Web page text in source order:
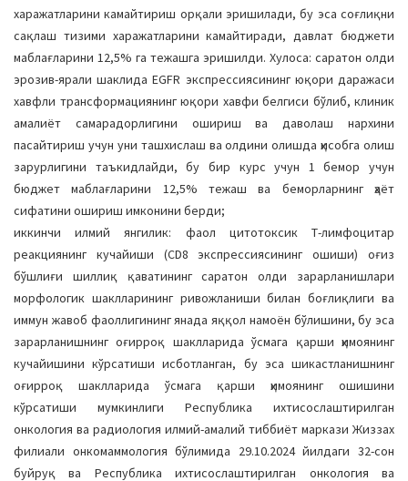
харажатларини камайтириш орқали эришилади, бу эса соғлиқни
сақлаш тизими харажатларини камайтиради, давлат бюджети
маблағларини 12,5% га тежашга эришилди. Хулоса: саратон олди
эрозив-ярали шаклида EGFR экспрессиясининг юқори даражаси
хавфли трансформациянинг юқори хавфи белгиси бўлиб, клиник
амалиёт самарадорлигини ошириш ва даволаш нархини
пасайтириш учун уни ташхислаш ва олдини олишда ҳисобга олиш
зарурлигини таъкидлайди, бу бир курс учун 1 бемор учун
бюджет маблағларини 12,5% тежаш ва беморларнинг ҳаёт
сифатини ошириш имконини берди;
иккинчи илмий янгилик: фаол цитотоксик Т-лимфоцитар
реакциянинг кучайиши (CD8 экспрессиясининг ошиши) оғиз
бўшлиғи шиллиқ қаватининг саратон олди зарарланишлари
морфологик шаклларининг ривожланиши билан боғлиқлиги ва
иммун жавоб фаоллигининг янада яққол намоён бўлишини, бу эса
зарарланишнинг оғирроқ шаклларида ўсмага қарши ҳимоянинг
кучайишини кўрсатиши исботланган, бу эса шикастланишнинг
оғирроқ шаклларида ўсмага қарши ҳимоянинг ошишини
кўрсатиши мумкинлиги Республика ихтисослаштирилган
онкология ва радиология илмий-амалий тиббиёт маркази Жиззах
филиали онкомаммология бўлимида 29.10.2024 йилдаги 32-сон
буйруқ ва Республика ихтисослаштирилган онкология ва